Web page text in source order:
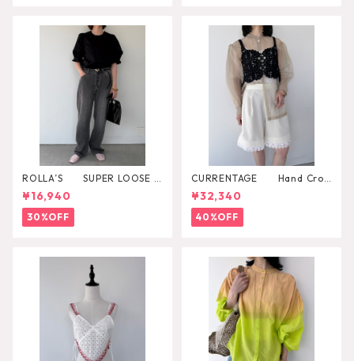
ROLLA’S SUPER LOOSE B
LACK STONE
¥16,940
30%OFF
CURRENTAGE Hand Croc
het Bustier
¥32,340
40%OFF